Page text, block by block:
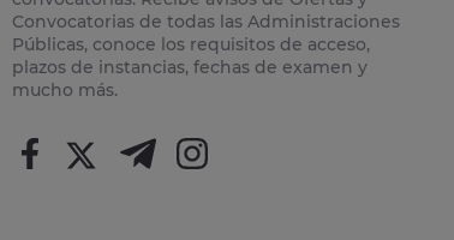
Convocatorias de todas las Administraciones
Públicas, conoce los requisitos de acceso,
plazos de instancias, fechas de examen y
mucho más.